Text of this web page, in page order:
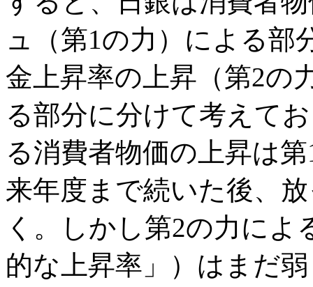
ュ（第1の力）による部
金上昇率の上昇（第2の
る部分に分けて考えて
る消費者物価の上昇は
来年度まで続いた後、
く。しかし第2の力によ
的な上昇率」）はまだ